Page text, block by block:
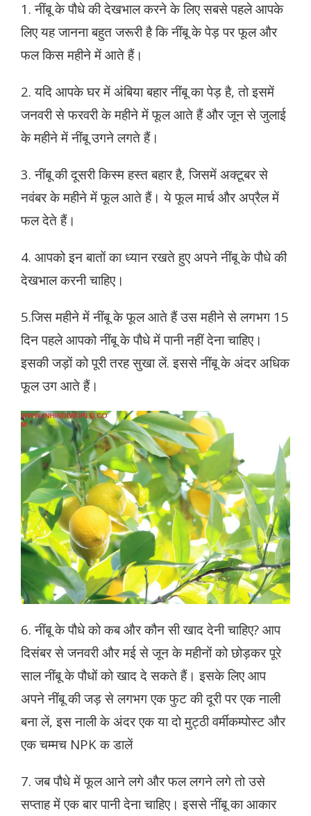
1. नींबू के पौधे की देखभाल करने के लिए सबसे पहले आपके
लिए यह जानना बहुत जरूरी है कि नींबू के पेड़ पर फूल और
फल किस महीने में आते हैं।
2. यदि आपके घर में अंबिया बहार नींबू का पेड़ है, तो इसमें
जनवरी से फरवरी के महीने में फूल आते हैं और जून से जुलाई
के महीने में नींबू उगने लगते हैं।
3. नींबू की दूसरी किस्म हस्त बहार है, जिसमें अक्टूबर से
नवंबर के महीने में फूल आते हैं। ये फूल मार्च और अप्रैल में
फल देते हैं।
4. आपको इन बातों का ध्यान रखते हुए अपने नींबू के पौधे की
देखभाल करनी चाहिए।
5.जिस महीने में नींबू के फूल आते हैं उस महीने से लगभग 15
दिन पहले आपको नींबू के पौधे में पानी नहीं देना चाहिए।
इसकी जड़ों को पूरी तरह सुखा लें. इससे नींबू के अंदर अधिक
फूल उग आते हैं।
6. नींबू के पौधे को कब और कौन सी खाद देनी चाहिए? आप
दिसंबर से जनवरी और मई से जून के महीनों को छोड़कर पूरे
साल नींबू के पौधों को खाद दे सकते हैं। इसके लिए आप
अपने नींबू की जड़ से लगभग एक फुट की दूरी पर एक नाली
बना लें, इस नाली के अंदर एक या दो मुट्ठी वर्मीकम्पोस्ट और
एक चम्मच NPK क डालें
7. जब पौधे में फूल आने लगे और फल लगने लगे तो उसे
सप्ताह में एक बार पानी देना चाहिए। इससे नींबू का आकार